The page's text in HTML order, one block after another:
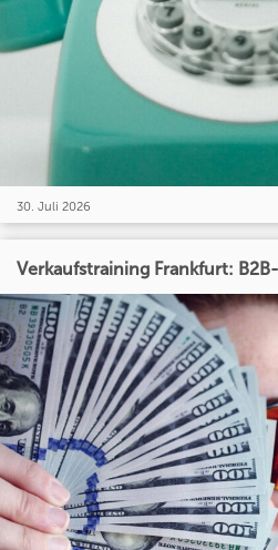
30. Juli 2026
Verkaufstraining Frankfurt: